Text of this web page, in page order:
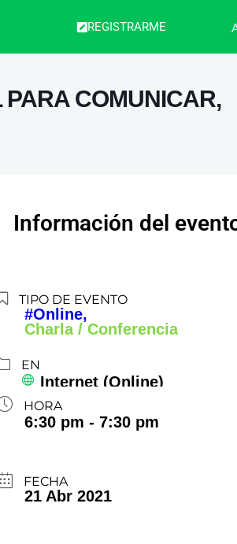
REGISTRARME
COMUNICAR,
Información del
TIPO DE EVENTO
#Online,
Charla / Conferencia
EN
Internet (Online)
HORA
6:30 pm - 7:30 pm
FECHA
21 Abr 2021